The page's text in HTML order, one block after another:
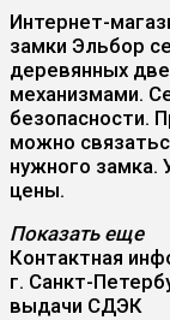
Интернет-
замки Эльбор
деревянных
механизмами.
безопасности.
можно
нужного замка.
цены.
Показать еще
Контактная
г. Санкт-
выдачи СДЭК